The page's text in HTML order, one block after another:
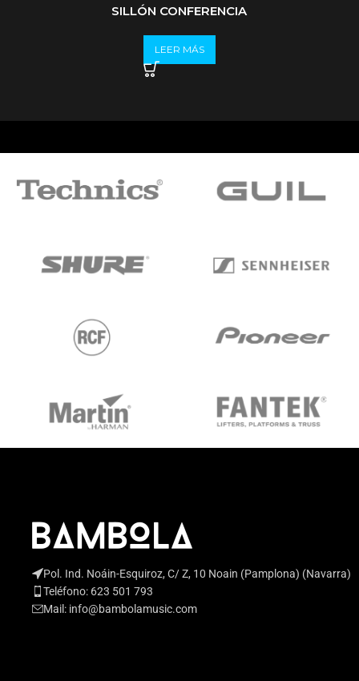
SILLÓN CONFERENCIA
LEER MÁS
Pol. Ind. Noáin-Esquiroz, C/ Z, 10 Noain (Pamplona) (Navarra)
Teléfono: 623 501 793
Mail: info@bambolamusic.com